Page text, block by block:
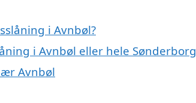
i Avnbøl?
i Avnbøl eller hele Sønderborg
Avnbøl